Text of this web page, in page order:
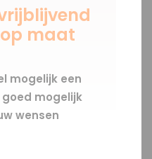
maat
mogelijk een
mogelijk
wensen